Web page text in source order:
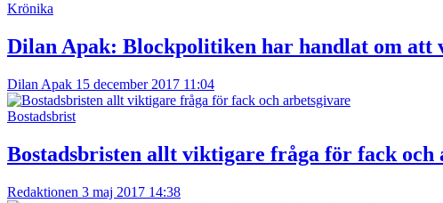
Krönika
Dilan Apak: Blockpolitiken har handlat om att
Dilan Apak 15 december 2017 11:04
Bostadsbrist
Bostadsbristen allt viktigare fråga för fack och
Redaktionen 3 maj 2017 14:38